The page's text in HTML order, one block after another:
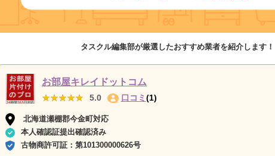
タスクル編集部が厳選したおすすめ業者を紹介します！
お部屋キレイドットコム
★★★★★
★★★★★ 5.0 口コミ (1)
北海道瀬棚郡今金町対応
本人確認証提出確認済み
古物商許可証： 第101300000626号